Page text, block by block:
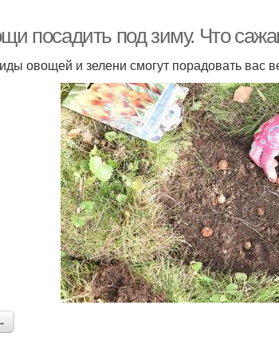
посадить под зиму. Что
овощей и зелени смогут порадовать вас